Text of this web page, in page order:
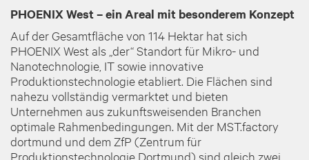
PHOENIX West – ein Areal mit besonderem Konzept
Auf der Gesamtfläche von 114 Hektar hat sich
PHOENIX West als „der“ Standort für Mikro- und
Nanotechnologie, IT sowie innovative
Produktionstechnologie etabliert. Die Flächen sind
nahezu vollständig vermarktet und bieten
Unternehmen aus zukunftsweisenden Branchen
optimale Rahmenbedingungen. Mit der MST.factory
dortmund und dem ZfP (Zentrum für
Produktionstechnologie Dortmund) sind gleich zwei